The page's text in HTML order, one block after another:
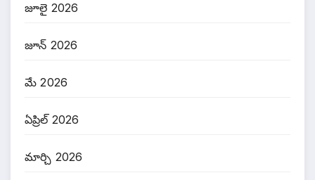
జూలై 2026
జూన్ 2026
మే 2026
ఏప్రిల్ 2026
మార్చి 2026